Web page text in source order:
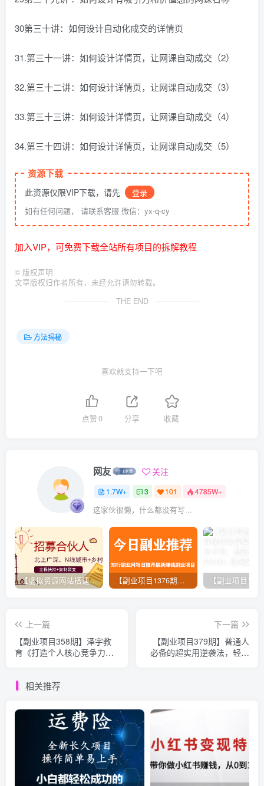
30第三十讲：如何设计自动化成交的详情页
31.第三十一讲：如何设计详情页，让网课自动成交（2）
32.第三十二讲：如何设计详情页，让网课自动成交（3）
33.第三十三讲：如何设计详情页，让网课自动成交（4）
34.第三十四讲：如何设计详情页，让网课自动成交（5）
资源下载
此资源仅限VIP下载，请先
登录
如有任何问题， 请联系客服 微信：yx-q-cy
加入VIP，可免费下载全站所有项目的拆解教程
© 版权声明
文章版权归作者所有，未经允许请勿转载。
THE END
方法揭秘
喜欢就支持一下吧
点赞0 分享 收藏
网友 关注
1.7W+ 3 101 4785W+
这家伙很懒，什么都没有写...
【虚拟资源网站搭建服务】加盟本站系统，做一个和本站一样的独立网站，躺赚的项目 【副业项目1376期】龟课最新闲鱼项目玩法实战教程_全新升级月收益几千到几万
上一篇
【副业项目358期】泽宇教
育《打造个人核心竞争力，
下一篇
【副业项目379期】普通人
必备的超实用逆袭法，轻松
相关推荐